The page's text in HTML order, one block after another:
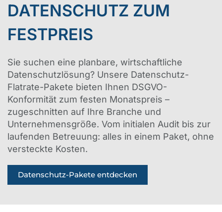
DATENSCHUTZ ZUM
FESTPREIS
Sie suchen eine planbare, wirtschaftliche
Datenschutzlösung? Unsere Datenschutz-
Flatrate-Pakete bieten Ihnen DSGVO-
Konformität zum festen Monatspreis –
zugeschnitten auf Ihre Branche und
Unternehmensgröße. Vom initialen Audit bis zur
laufenden Betreuung: alles in einem Paket, ohne
versteckte Kosten.
Datenschutz-Pakete entdecken